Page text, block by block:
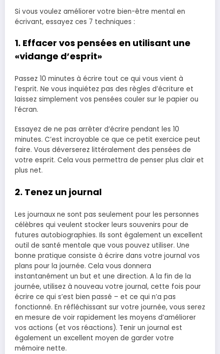
Si vous voulez améliorer votre bien-être mental en
écrivant, essayez ces 7 techniques :
1. Effacer vos pensées en utilisant une
«vidange d’esprit»
Passez 10 minutes à écrire tout ce qui vous vient à
l’esprit. Ne vous inquiétez pas des règles d’écriture et
laissez simplement vos pensées couler sur le papier ou
l’écran.
Essayez de ne pas arrêter d’écrire pendant les 10
minutes. C’est incroyable ce que ce petit exercice peut
faire. Vous déverserez littéralement des pensées de
votre esprit. Cela vous permettra de penser plus clair et
plus net.
2. Tenez un journal
Les journaux ne sont pas seulement pour les personnes
célèbres qui veulent stocker leurs souvenirs pour de
futures autobiographies. Ils sont également un excellent
outil de santé mentale que vous pouvez utiliser. Une
bonne pratique consiste à écrire dans votre journal vos
plans pour la journée. Cela vous donnera
instantanément un but et une direction. A la fin de la
journée, utilisez à nouveau votre journal, cette fois pour
écrire ce qui s’est bien passé – et ce qui n’a pas
fonctionné. En réfléchissant sur votre journée, vous serez
en mesure de voir rapidement les moyens d’améliorer
vos actions (et vos réactions). Tenir un journal est
également un excellent moyen de garder votre
mémoire nette.